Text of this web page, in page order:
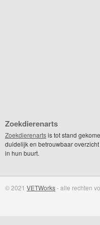
Zoekdierenarts
Zoekdierenartsis tot stand
duidelijk en betrouwbaar
in hun buurt.
© 2021 VETWorks- alle rechten